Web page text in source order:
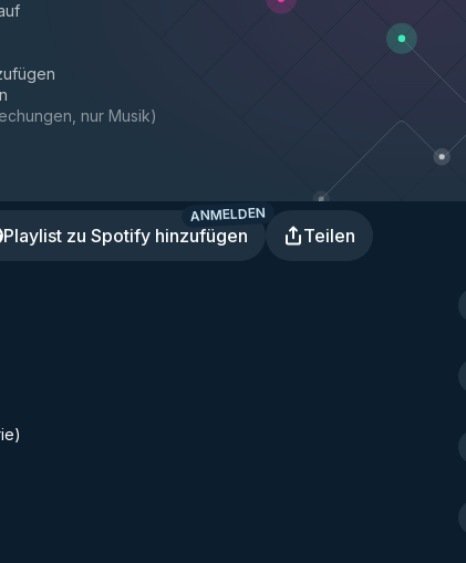
nur Musik)
Playlist zu Spotify hinzufügen
ANMELDEN
Teilen